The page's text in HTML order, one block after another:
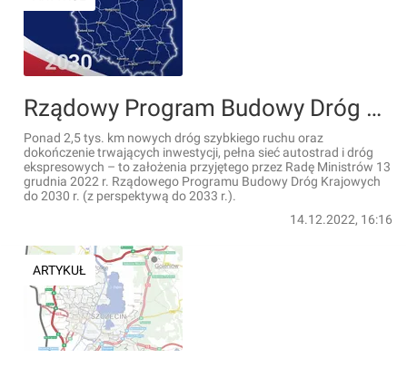
Rządowy Program Budowy Dróg Krajowych do 2030 roku z akceptacją Rady Ministrów [FILM]
Ponad 2,5 tys. km nowych dróg szybkiego ruchu oraz
dokończenie trwających inwestycji, pełna sieć autostrad i dróg
ekspresowych – to założenia przyjętego przez Radę Ministrów 13
grudnia 2022 r. Rządowego Programu Budowy Dróg Krajowych
do 2030 r. (z perspektywą do 2033 r.).
14.12.2022, 16:16
ARTYKUŁ